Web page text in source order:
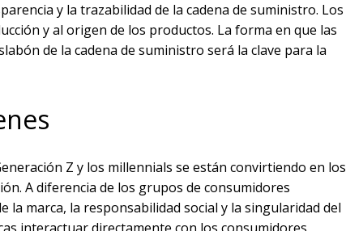
y la trazabilidad de la cadena de suministro. Los
y al origen de los productos. La forma en que las
de la cadena de suministro será la clave para la
Z y los millennials se están convirtiendo en los
A diferencia de los grupos de consumidores
marca, la responsabilidad social y la singularidad del